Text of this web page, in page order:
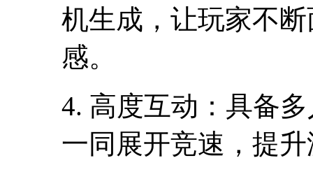
机生成，让玩家不
感。
4. 高度互动：具备
一同展开竞速，提